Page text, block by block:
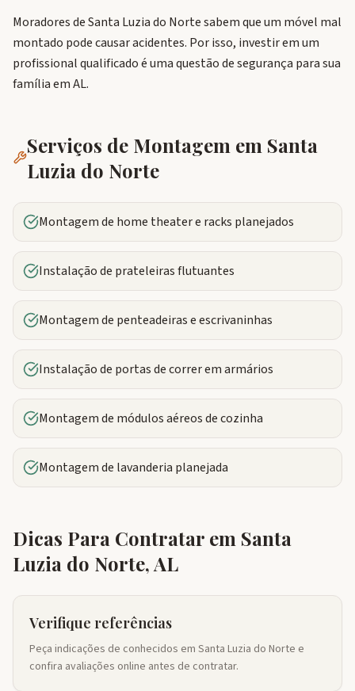
Moradores de Santa Luzia do Norte sabem que um móvel mal
montado pode causar acidentes. Por isso, investir em um
profissional qualificado é uma questão de segurança para sua
família em AL.
Serviços de Montagem em Santa
Luzia do Norte
Montagem de home theater e racks planejados
Instalação de prateleiras flutuantes
Montagem de penteadeiras e escrivaninhas
Instalação de portas de correr em armários
Montagem de módulos aéreos de cozinha
Montagem de lavanderia planejada
Dicas Para Contratar em Santa
Luzia do Norte,AL
Verifique referências
Peça indicações de conhecidos em Santa Luzia do Norte e
confira avaliações online antes de contratar.